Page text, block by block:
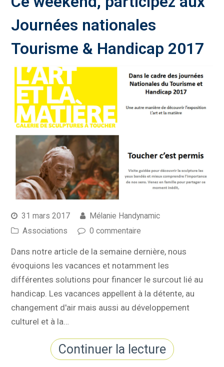
Journées nationales
Tourisme & Handicap 2017
31 mars 2017
Mélanie Handynamic
Associations
0 commentaire
Dans notre article de la semaine dernière, nous
évoquions les vacances et notamment les
différentes solutions pour financer le surcout lié au
handicap. Les vacances appellent à la détente, au
changement d'air mais aussi au développement
culturel et à la…
Continuer la lecture